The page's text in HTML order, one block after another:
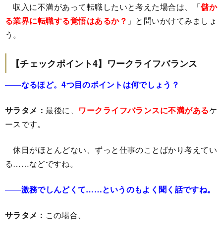
収入に不満があって転職したいと考えた場合は、「儲か
る業界に転職する覚悟はあるか？ 」と問いかけてみましょ
う。
【チェックポイント4】ワークライフバランス
――なるほど。4つ目のポイントは何でしょう？
サラタメ：最後に、 ワークライフバランスに不満があるケ
ースです。
休日がほとんどない、ずっと仕事のことばかり考えてい
る……などですね。
――激務でしんどくて……というのもよく聞く話ですね。
サラタメ： この場合、